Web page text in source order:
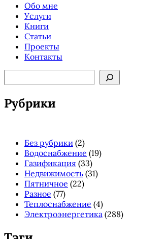
Обо мне
Услуги
Книги
Статьи
Проекты
Контакты
Рубрики
Без рубрики (2)
Водоснабжение (19)
Газификация (33)
Недвижимость (31)
Пятничное (22)
Разное (77)
Теплоснабжение (4)
Электроэнергетика (288)